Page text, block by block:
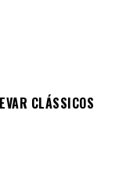
CLÁSSICOS